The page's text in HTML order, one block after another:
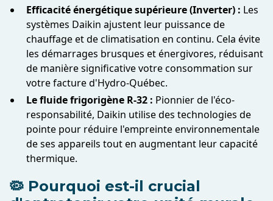
Efficacité énergétique supérieure (Inverter) : Les
systèmes Daikin ajustent leur puissance de
chauffage et de climatisation en continu. Cela évite
les démarrages brusques et énergivores, réduisant
de manière significative votre consommation sur
votre facture d'Hydro-Québec.
Le fluide frigorigène R-32 : Pionnier de l'éco-
responsabilité, Daikin utilise des technologies de
pointe pour réduire l'empreinte environnementale
de ses appareils tout en augmentant leur capacité
thermique.
🦠 Pourquoi est-il crucial